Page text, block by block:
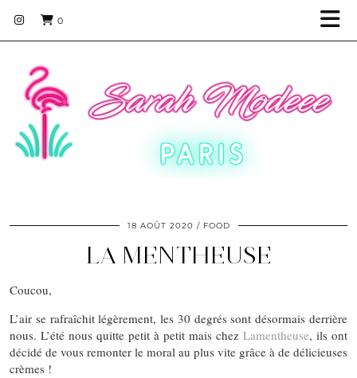
0
18 AOÛT 2020 FOOD
LA MENTHEUSE
Coucou,
L’air se rafraîchit légèrement, les 30 degrés sont désormais derrière
nous. L’été nous quitte petit à petit mais chez Lamentheuse, ils ont
décidé de vous remonter le moral au plus vite grâce à de délicieuses
crèmes !